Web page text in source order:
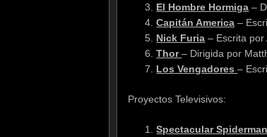
El Hombre Hormiga –
Capitán America –
Nick Furia – Escrita por
Thor– Dirigida por
Los Vengadores–
Proyectos Televisivos:
Spectacular Spiderman